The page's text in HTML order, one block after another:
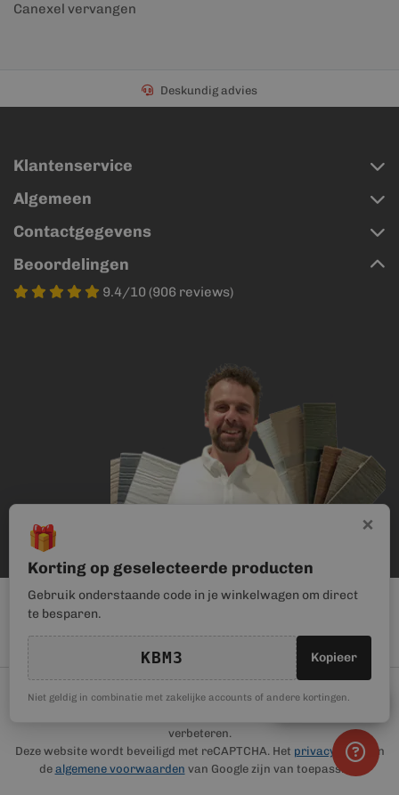
Canexel vervangen
Deskundig advies
Klantenservice
Algemeen
Contactgegevens
Beoordelingen
9.4/10 (906 reviews)
×
🎁
Korting op geselecteerde producten
Gebruik onderstaande code in je winkelwagen om direct
te besparen.
KBM3 Kopieer
Niet geldig in combinatie met zakelijke accounts of andere kortingen.
🎁Kortingscode
© Kunststof Bouwmateriaal | Magento webwinkel realisatie door
verbeteren.
Deze website wordt beveiligd met reCAPTCHA. Het privacybeleid
en
de algemene voorwaarden van Google zijn van toepassing.